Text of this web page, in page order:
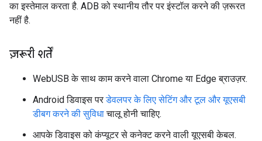
का इस्तेमाल करता है. ADB को स्थानीय तौर पर इंस्टॉल करने की ज़रूरत
नहीं है.
ज़रूरी शर्तें
WebUSB के साथ काम करने वाला Chrome या Edge ब्राउज़र.
Android डिवाइस परडेवलपर के लिए सेटिंग और टूल और यूएसबी
डीबग करने की सुविधाचालू होनी चाहिए.
आपके डिवाइस को कंप्यूटर से कनेक्ट करने वाली यूएसबी केबल.